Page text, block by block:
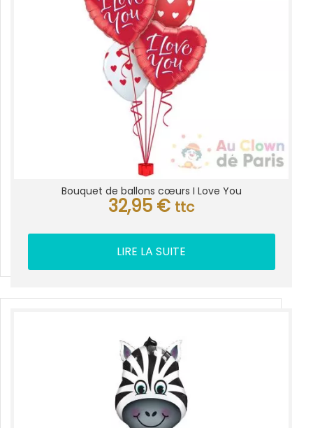
Bouquet de ballons cœurs I Love You
32,95 € ttc
LIRE LA SUITE